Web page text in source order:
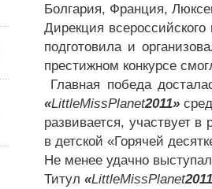
Болгария, Франция,
Дирекция всероссийского
подготовила и
престижном конкурсе
Главная победа
«LittleMissPlanet2011»
развивается, участвует
в детской «Горячей
Не менее удачно
Титул«LittleMissPlanet